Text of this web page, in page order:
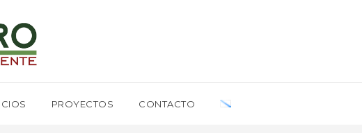
PROYECTOS CONTACTO